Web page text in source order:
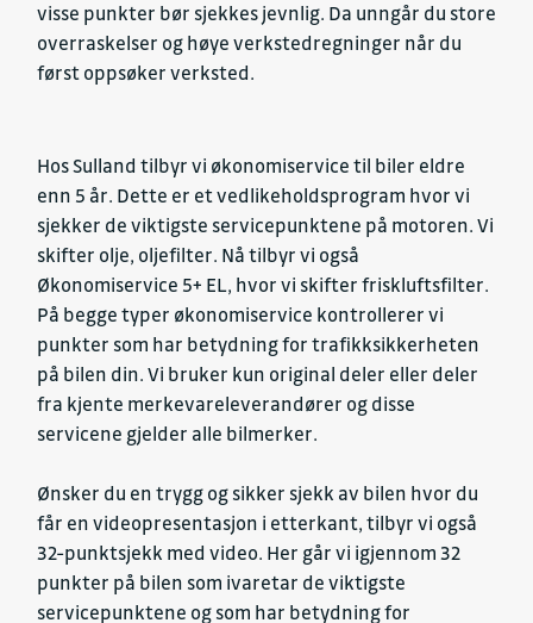
visse punkter bør sjekkes jevnlig. Da unngår du store
overraskelser og høye verkstedregninger når du
først oppsøker verksted.
Hos Sulland tilbyr vi økonomiservice til biler eldre
enn 5 år. Dette er et vedlikeholdsprogram hvor vi
sjekker de viktigste servicepunktene på motoren. Vi
skifter olje, oljefilter. Nå tilbyr vi også
Økonomiservice 5+ EL, hvor vi skifter friskluftsfilter.
På begge typer økonomiservice kontrollerer vi
punkter som har betydning for trafikksikkerheten
på bilen din. Vi bruker kun original deler eller deler
fra kjente merkevareleverandører og disse
servicene gjelder alle bilmerker.
Ønsker du en trygg og sikker sjekk av bilen hvor du
får en videopresentasjon i etterkant, tilbyr vi også
32-punktsjekk med video. Her går vi igjennom 32
punkter på bilen som ivaretar de viktigste
servicepunktene og som har betydning for